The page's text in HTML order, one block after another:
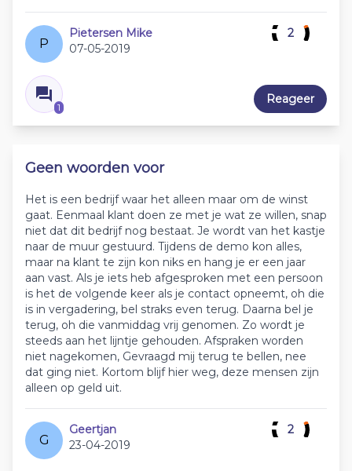
P
Pietersen Mike
07-05-2019
1
2
Reageer
Geen woorden voor
Het is een bedrijf waar het alleen maar om de winst
gaat. Eenmaal klant doen ze met je wat ze willen, snap
niet dat dit bedrijf nog bestaat. Je wordt van het kastje
naar de muur gestuurd. Tijdens de demo kon alles,
maar na klant te zijn kon niks en hang je er een jaar
aan vast. Als je iets heb afgesproken met een persoon
is het de volgende keer als je contact opneemt, oh die
is in vergadering, bel straks even terug. Daarna bel je
terug, oh die vanmiddag vrij genomen. Zo wordt je
steeds aan het lijntje gehouden. Afspraken worden
niet nagekomen, Gevraagd mij terug te bellen, nee
dat ging niet. Kortom blijf hier weg, deze mensen zijn
alleen op geld uit.
G
Geertjan
23-04-2019
2